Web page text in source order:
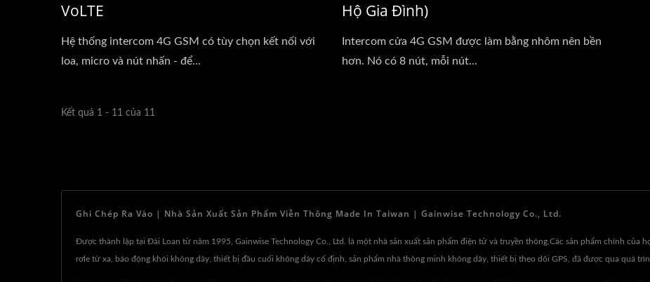
VoLTE
Hệ thống intercom 4G GSM có tùy chọn kết nối với
loa, micro và nút nhấn - để...
Hộ Gia Đình)
Intercom cửa 4G GSM được làm bằng nhôm nên bền
hơn. Nó có 8 nút, mỗi nút...
Kết quả 1 - 11 của 11
Ghi Chép Ra Vào | Nhà Sản Xuất Sản Phẩm Viễn Thông Made In Taiwan | Gainwise Technology Co., Ltd.
Được thành lập tại Đài Loan từ năm 1995, Gainwise Technology Co., Ltd. là một nhà sản xuất sản phẩm điện tử và truyền thông.Các sản phẩm chính của
rơle từ xa, báo động khói không dây, thiết bị đầu cuối không dây cố định, sản phẩm nhà thông minh không dây, thiết bị theo dõi GPS, đã được qua quá